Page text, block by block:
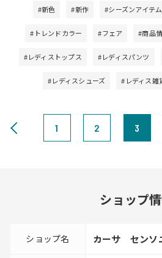
#新色 #新作 #シーズンアイテム
#トレンドカラー #フェア #商品
#レディストップス #レディスパンツ
#レディスシューズ #レディス雑
1 2 3
ショップ
ショップ名 カーサ センソ